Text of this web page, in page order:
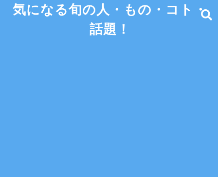
気になる旬の人・もの・コト・
話題！